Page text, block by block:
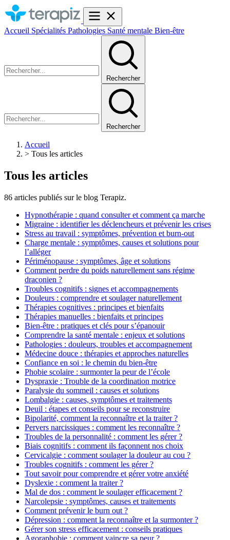
Accueil Spécialités Pathologies Santé mentale Bien-être
Rechercher
Rechercher
Accueil
> Tous les articles
Tous les articles
86 articles publiés sur le blog Terapiz.
Hypnothérapie : quand consulter et comment ça marche
Migraine : identifier les déclencheurs et prévenir les crises
Stress au travail : symptômes, prévention et burn-out
Charge mentale : symptômes, causes et solutions pour
l’alléger
Périménopause : symptômes, âge et solutions
Comment perdre du poids naturellement sans régime
draconien ?
Troubles cognitifs : signes et accompagnements
Douleurs : comprendre et soulager naturellement
Thérapies cognitives : principes et bienfaits
Thérapies manuelles : bienfaits et principes
Bien-être : pratiques et clés pour s’épanouir
Comprendre la santé mentale : enjeux et solutions
Pathologies : douleurs, troubles et accompagnement
Médecine douce : thérapies et approches naturelles
Confiance en soi : le chemin du bien-être
Phobie scolaire : surmonter la peur de l’école
Dyspraxie : Trouble de la coordination motrice
Paralysie du sommeil : causes et solutions
Lombalgie : causes, symptômes et traitements
Deuil : étapes et conseils pour se reconstruire
Bipolarité, comment la reconnaître et la traiter ?
Pervers narcissiques : comment les reconnaître ?
Troubles de la personnalité : comment les gérer ?
Biais cognitifs : comment ils façonnent nos choix
Cervicalgie : comment soulager la douleur au cou ?
Troubles cognitifs : comment les gérer ?
Tout savoir pour comprendre et gérer votre anxiété
Dyslexie : comment la traiter ?
Mal de dos : comment le soulager efficacement ?
Narcolepsie : symptômes, causes et traitements
Comment prévenir le burn out ?
Dépression : comment la reconnaître et la surmonter ?
Gérer son stress efficacement : conseils pratiques
Agoraphobie : comment vaincre sa peur ?